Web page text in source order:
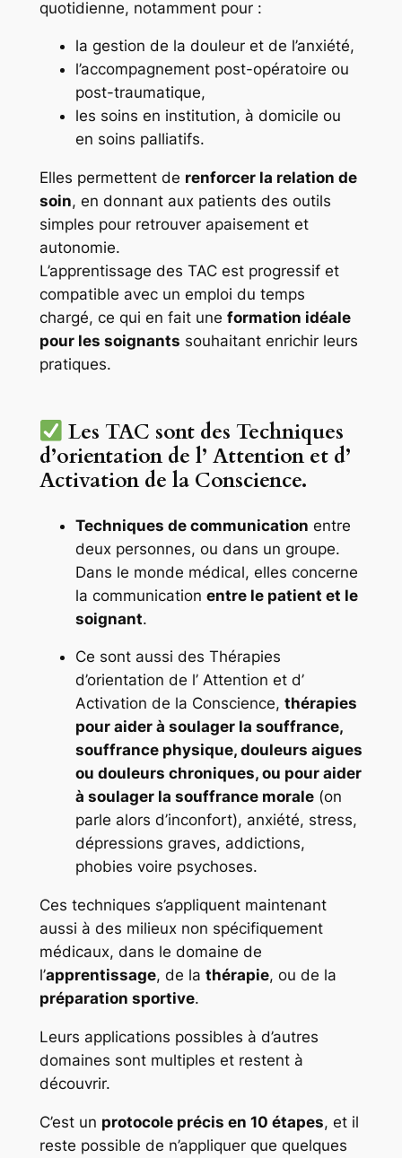
quotidienne, notamment pour :
la gestion de la douleur et de l’anxiété,
l’accompagnement post-opératoire ou
post-traumatique,
les soins en institution, à domicile ou
en soins palliatifs.
Elles permettent de renforcer la relation de
soin, en donnant aux patients des outils
simples pour retrouver apaisement et
autonomie.
L’apprentissage des TAC est progressif et
compatible avec un emploi du temps
chargé, ce qui en fait une formation idéale
pour les soignants souhaitant enrichir leurs
pratiques.
Les TAC sont des Techniques
d’orientation de l’ Attention et d’
Activation de la Conscience.
Techniques de communication entre
deux personnes, ou dans un groupe.
Dans le monde médical, elles concerne
la communication entre le patient et le
soignant.
Ce sont aussi des Thérapies
d’orientation de l’ Attention et d’
Activation de la Conscience, thérapies
pour aider à soulager la souffrance,
souffrance physique, douleurs aigues
ou douleurs chroniques, ou pour aider
à soulager la souffrance morale(on
parle alors d’inconfort), anxiété, stress,
dépressions graves, addictions,
phobies voire psychoses.
Ces techniques s’appliquent maintenant
aussi à des milieux non spécifiquement
médicaux, dans le domaine de
l’apprentissage, de la thérapie, ou de la
préparation sportive.
Leurs applications possibles à d’autres
domaines sont multiples et restent à
découvrir.
C’est un protocole précis en 10 étapes, et il
reste possible de n’appliquer que quelques